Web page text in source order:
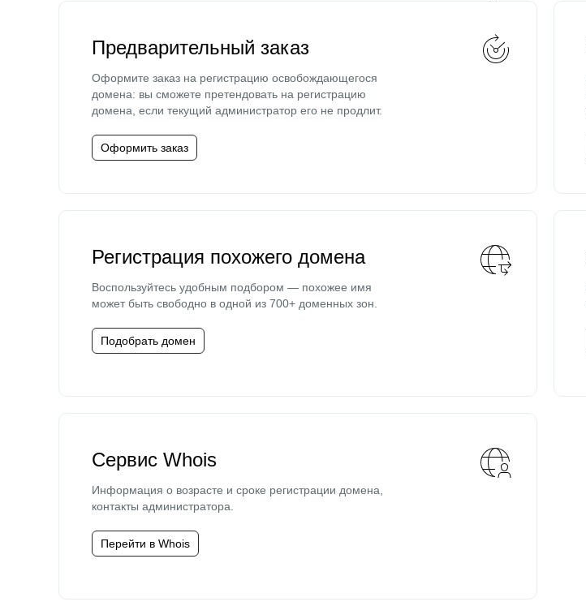
Предварительный заказ
Оформите заказ на регистрацию освобождающегося
домена: вы сможете претендовать на регистрацию
домена, если текущий администратор его не продлит.
Оформить заказ
Регистрация похожего домена
Воспользуйтесь удобным подбором — похожее имя
может быть свободно в одной из 700+ доменных зон.
Подобрать домен
Сервис Whois
Информация о возрасте и сроке регистрации домена,
контакты администратора.
Перейти в Whois